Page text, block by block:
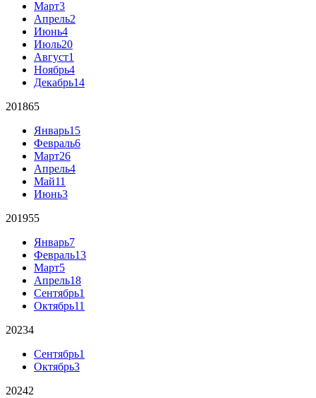
Март3
Апрель2
Июнь4
Июль20
Август1
Ноябрь4
Декабрь14
201865
Январь15
Февраль6
Март26
Апрель4
Май11
Июнь3
201955
Январь7
Февраль13
Март5
Апрель18
Сентябрь1
Октябрь11
20234
Сентябрь1
Октябрь3
20242